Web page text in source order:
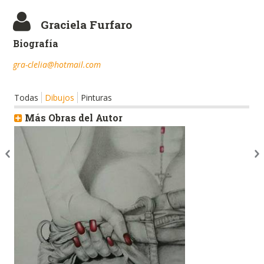
Graciela Furfaro
Biografía
gra-clelia@hotmail.com
Todas Dibujos Pinturas
Más Obras del Autor